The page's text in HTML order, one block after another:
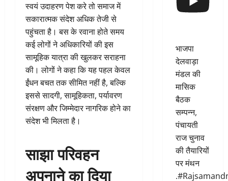
स्वयं उदाहरण पेश करे तो समाज में
सकारात्मक संदेश अधिक तेजी से
पहुंचता है। बस के रवाना होते समय
कई लोगों ने अधिकारियों की इस
सामूहिक यात्रा की खुलकर सराहना
की। लोगों ने कहा कि यह पहल केवल
ईंधन बचत तक सीमित नहीं है, बल्कि
इससे सादगी, सामूहिकता, पर्यावरण
संरक्षण और जिम्मेदार नागरिक होने का
संदेश भी मिलता है।
साझा परिवहन
अपनाने का दिया
भाजपा
देलवाड़ा
मंडल की
मासिक
बैठक
सम्पन्न,
पंचायती
राज चुनाव
की तैयारियों
पर मंथन